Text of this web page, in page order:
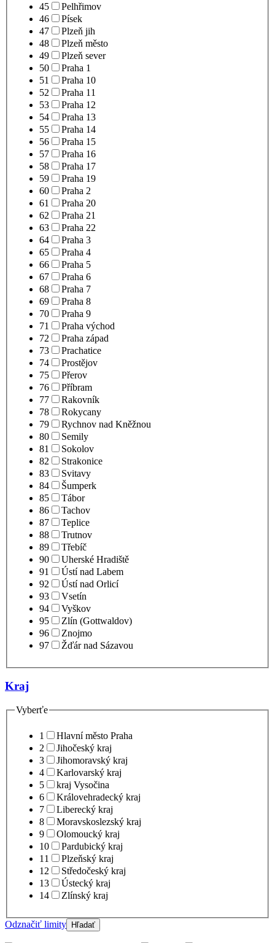
45
Pelhřimov
46
Písek
47
Plzeň jih
48
Plzeň město
49
Plzeň sever
50
Praha 1
51
Praha 10
52
Praha 11
53
Praha 12
54
Praha 13
55
Praha 14
56
Praha 15
57
Praha 16
58
Praha 17
59
Praha 19
60
Praha 2
61
Praha 20
62
Praha 21
63
Praha 22
64
Praha 3
65
Praha 4
66
Praha 5
67
Praha 6
68
Praha 7
69
Praha 8
70
Praha 9
71
Praha východ
72
Praha západ
73
Prachatice
74
Prostějov
75
Přerov
76
Příbram
77
Rakovník
78
Rokycany
79
Rychnov nad Kněžnou
80
Semily
81
Sokolov
82
Strakonice
83
Svitavy
84
Šumperk
85
Tábor
86
Tachov
87
Teplice
88
Trutnov
89
Třebíč
90
Uherské Hradiště
91
Ústí nad Labem
92
Ústí nad Orlicí
93
Vsetín
94
Vyškov
95
Zlín (Gottwaldov)
96
Znojmo
97
Žďár nad Sázavou
Kraj
Vyberťe
1
Hlavní město Praha
2
Jihočeský kraj
3
Jihomoravský kraj
4
Karlovarský kraj
5
kraj Vysočina
6
Královehradecký kraj
7
Liberecký kraj
8
Moravskoslezský kraj
9
Olomoucký kraj
10
Pardubický kraj
11
Plzeňský kraj
12
Středočeský kraj
13
Ústecký kraj
14
Zlínský kraj
Odznačiť limity Hľadať